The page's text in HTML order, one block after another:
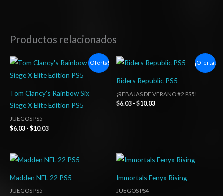
Productos relacionados
¡Oferta!
Tom Clancy’s Rainbow Six
Siege X Elite Edition PS5
JUEGOS PS5
$6.03 - $10.03
Rango
de
precios:
$6.03
$10.03
¡Oferta!
Riders Republic PS5
¡REBAJAS DE VERANO #2 PS5!
$6.03 - $10.03
Rango
de
desde
$6.03
$10.03
Madden NFL 22 PS5
JUEGOS PS5
Rango
de
desde
Immortals Fenyx Rising
JUEGOS PS4
Rango
de
desde